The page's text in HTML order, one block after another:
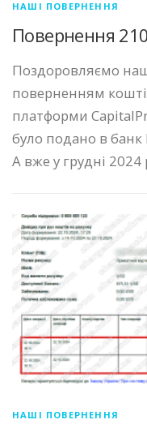
НАШІ ПОВЕРНЕННЯ
Повернення
Поздоровляємо
поверненням
платформи
було подано в
А вже у грудні 2024
НАШІ ПОВЕРНЕННЯ